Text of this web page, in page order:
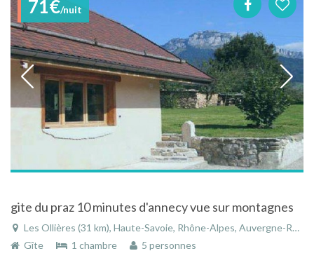
71€/nuit
gite du praz 10 minutes d'annecy vue sur montagnes
Les Ollières (31 km), Haute-Savoie, Rhône-Alpes, Auvergne-Rhône-Alpes, France
Gîte
1 chambre 5 personnes